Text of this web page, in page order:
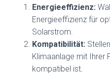
Energieeffizienz:
Energieeffizienz für
Solarstrom.
Kompatibilität:
Klimaanlage mit Ihrer
kompatibel ist.